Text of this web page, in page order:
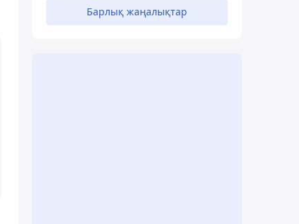
Барлық жаңалықтар